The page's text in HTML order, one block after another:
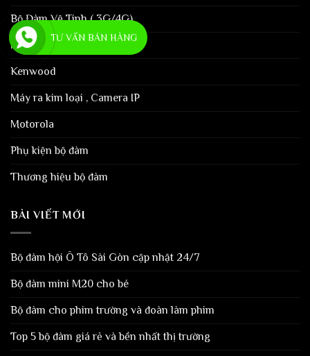
Bộ Đàm Vệ Tinh ( 3G/4G)
iCom
Kenwood
Máy ra kim loại , Camera IP
Motorola
Phụ kiện bộ đàm
Thương hiệu bộ đàm
BÀI VIẾT MỚI
Bộ đàm hội Ô Tô Sài Gòn cập nhật 24/7
Bộ đàm mini M20 cho bé
Bộ đàm cho phim trường và đoàn làm phim
Top 5 bộ đàm giá rẻ và bền nhất thị trường
TƯ VẤN BÁN HÀNG